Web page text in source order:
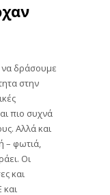
να δράσουμε
στην
πιο συχνά
Αλλά και
– φωτιά,
Οι
και